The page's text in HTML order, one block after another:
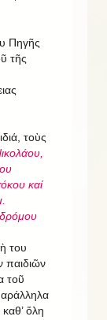
Πηγῆς
τῆς
τοὺς
καί
του
παιδιῶν
τοῦ
ὅλη